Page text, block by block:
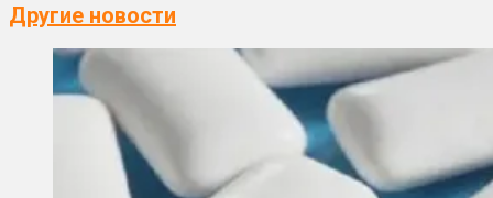
Другие новости